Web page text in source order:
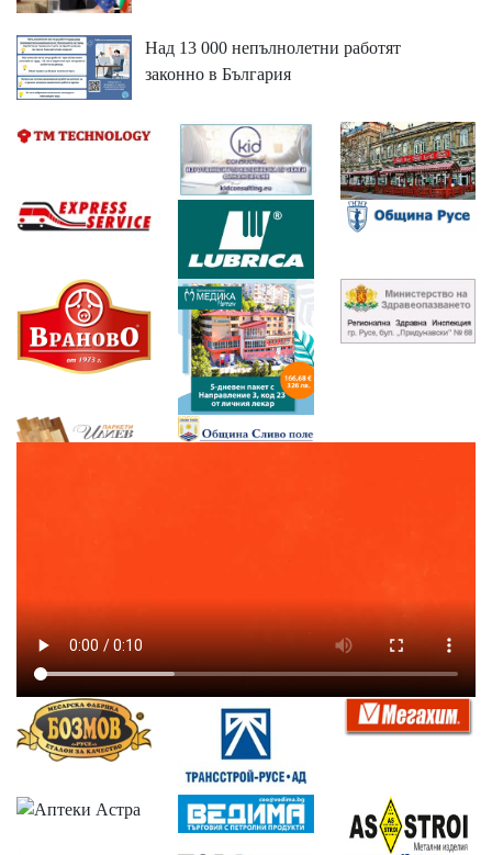
Над 13 000 непълнолетни работят
законно в България